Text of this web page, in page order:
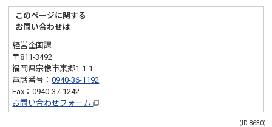
このページに関する
お問い合わせは
経営企画課
〒811-3492
福岡県宗像市東郷1-1-1
電話番号：0940-36-1192
Fax：0940-37-1242
お問い合わせフォーム
（ID:8630）